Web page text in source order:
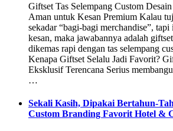
Giftset Tas Selempang Custom
Aman untuk Kesan Premium Kalau
sekadar “bagi-bagi merchandise”,
kesan, maka jawabannya adalah
dikemas rapi dengan tas selempang
Kenapa Giftset Selalu Jadi Favorit?
Eksklusif Terencana Serius
…
Sekali Kasih, Dipakai Bertahun-
Custom Branding Favorit Hotel &